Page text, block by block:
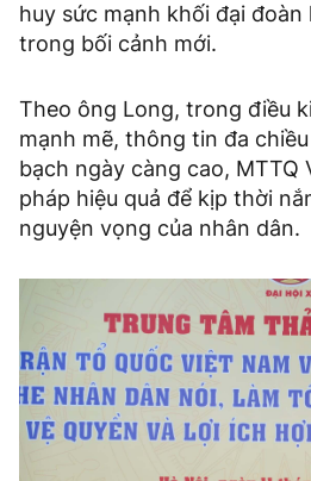
huy sức mạnh khối đại
trong bối cảnh mới.
Theo ông Long, trong điều
mạnh mẽ, thông tin đa
bạch ngày càng cao, MTTQ
pháp hiệu quả để kịp thời
nguyện vọng của nhân dân.